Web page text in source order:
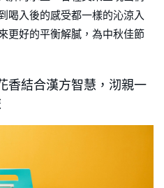
喝入後的感受都一樣的沁涼入
更好的平衡解膩，為中秋佳節
結合漢方智慧，沏親一